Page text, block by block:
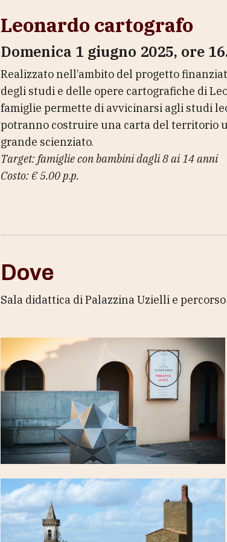
Leonardo cartografo
Domenica 1 giugno 2025, ore
Realizzato nell’ambito del progetto
degli studi e delle opere cartografiche di
famiglie permette di avvicinarsi agli studi
potranno costruire una carta del territorio
grande scienziato.
Target: famiglie con bambini dagli 8 ai 14 anni
Costo: € 5.00 p.p.
Dove
Sala didattica di Palazzina Uzielli e